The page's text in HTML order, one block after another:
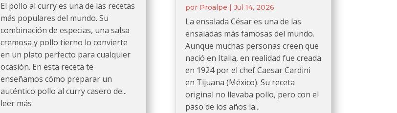
El pollo al curry es una de las recetas
más populares del mundo. Su
combinación de especias, una salsa
cremosa y pollo tierno lo convierte
en un plato perfecto para cualquier
ocasión. En esta receta te
enseñamos cómo preparar un
auténtico pollo al curry casero de...
leer más
por Proalpe | Jul 14, 2026
La ensalada César es una de las
ensaladas más famosas del mundo.
Aunque muchas personas creen que
nació en Italia, en realidad fue creada
en 1924 por el chef Caesar Cardini
en Tijuana (México). Su receta
original no llevaba pollo, pero con el
paso de los años la...